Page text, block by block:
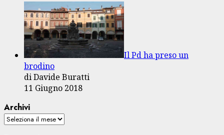
Il Pd ha preso un
brodino
di Davide Buratti
11 Giugno 2018
Archivi